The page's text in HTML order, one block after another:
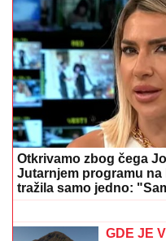
ANELI AHMIĆ OSTALA
Elite 9 otkriveno šta se
prstenom
Gori:
za
(VIDEO)
HITNO